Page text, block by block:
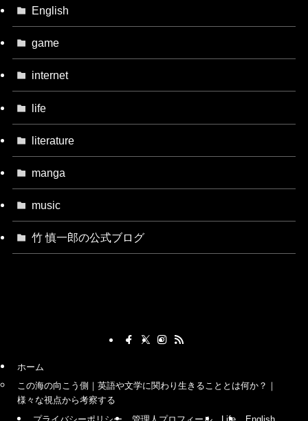
English
game
internet
life
literature
manga
music
竹 慎一郎の公式ブログ
ホーム
この海の向こう側｜英語や文学に関わり生きることとは何か？｜
様々な視点から考察する